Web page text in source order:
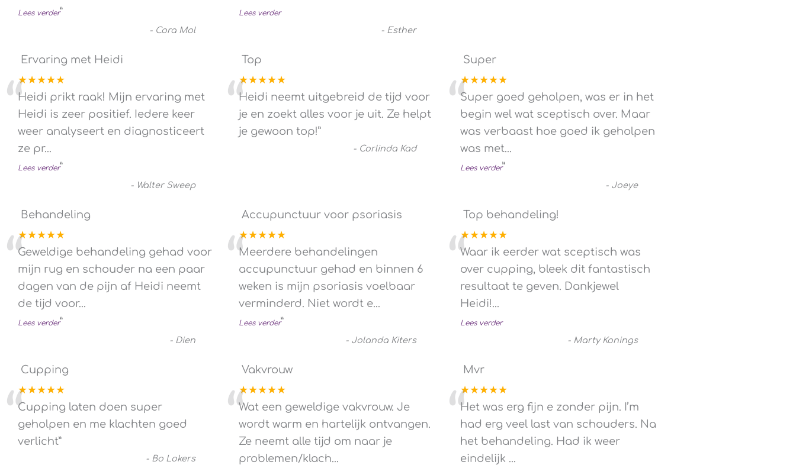
Lees verder”
- Cora Mol
Lees verder
- Esther
Ervaring met Heidi
★★★★★
“Heidi prikt raak! Mijn ervaring met
Heidi is zeer positief. Iedere keer
weer analyseert en diagnosticeert
ze pr...
Lees verder”
- Walter Sweep
Top
★★★★★
“Heidi neemt uitgebreid de tijd voor
je en zoekt alles voor je uit. Ze helpt
je gewoon top!”
- Corlinda Kad
Super
★★★★★
“Super goed geholpen, was er in het
begin wel wat sceptisch over. Maar
was verbaast hoe goed ik geholpen
was met...
Lees verder”
- Joeye
Behandeling
★★★★★
“Geweldige behandeling gehad voor
mijn rug en schouder na een paar
dagen van de pijn af Heidi neemt
de tijd voor...
Lees verder”
- Dien
Accupunctuur voor psoriasis
★★★★★
“Meerdere behandelingen
accupunctuur gehad en binnen 6
weken is mijn psoriasis voelbaar
verminderd. Niet wordt e...
Lees verder”
- Jolanda Kiters
Top behandeling!
★★★★★
“Waar ik eerder wat sceptisch was
over cupping, bleek dit fantastisch
resultaat te geven. Dankjewel
Heidi!...
Lees verder
- Marty Konings
Cupping
★★★★★
“Cupping laten doen super
geholpen en me klachten goed
verlicht”
- Bo Lokers
Vakvrouw
★★★★★
“Wat een geweldige vakvrouw. Je
wordt warm en hartelijk ontvangen.
Ze neemt alle tijd om naar je
problemen/klach...
Mvr
★★★★★
“Het was erg fijn e zonder pijn. I’m
had erg veel last van schouders. Na
het behandeling. Had ik weer
eindelijk ...